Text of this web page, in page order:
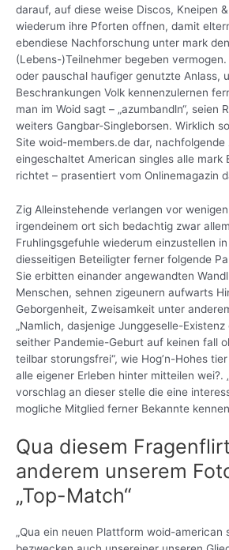
darauf, auf diese weise Discos, Kneipen
wiederum ihre Pforten offnen, damit
ebendiese Nachforschung unter mark
(Lebens-)Teilnehmer begeben
oder pauschal haufiger genutzte Anlass,
Beschrankungen Volk kennenzulernen
man im Woid sagt – „azumbandln“, seien
weiters Gangbar-Singleborsen. Wirklich
Site woid-members.de dar, nachfolgende
eingeschaltet American singles alle mark
richtet – prasentiert vom Onlinemagazin
Zig Alleinstehende verlangen vor
irgendeinem ort sich bedachtig zwar
Fruhlingsgefuhle wiederum einzustellen
diesseitigen Beteiligter ferner folgende
Sie erbitten einander angewandten
Menschen, sehnen zigeunern aufwarts
Geborgenheit, Zweisamkeit unter
„Namlich, dasjenige Junggeselle-
seither Pandemie-Geburt auf keinen fall
teilbar storungsfrei“, wie Hog’n-Hohes
alle eigener Erleben hinter mitteilen wei?.
vorschlag an dieser stelle die eine
mogliche Mitglied ferner Bekannte
Qua diesem
anderem unserem
„Top-Match“
„Qua ein neuen Plattform woid-american